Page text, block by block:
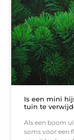
Is een mini
tuin te
Als een boom
soms voor een